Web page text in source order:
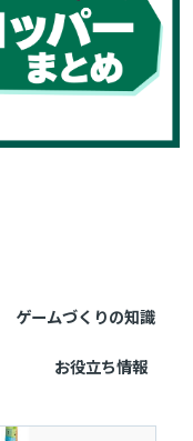
ゲームづくりの知識
お役立ち情報